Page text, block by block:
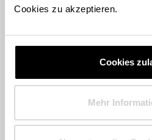
Cookies zu akzeptieren.
Cookies
Mehr
STORE